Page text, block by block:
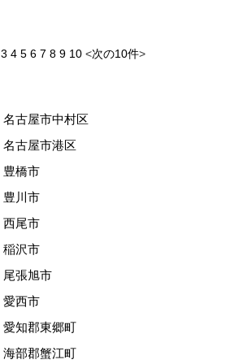
3 4 5 6 7 8 9 10 <次の10件>
名古屋市中村区
名古屋市港区
豊橋市
豊川市
西尾市
稲沢市
尾張旭市
愛西市
愛知郡東郷町
海部郡蟹江町